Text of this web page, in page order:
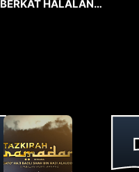
BERKAT HALALAN